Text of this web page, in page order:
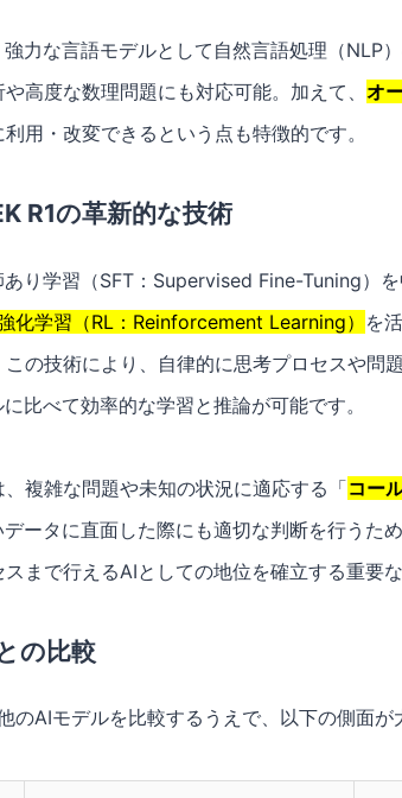
力な言語モデルとして自然言語処理（NLP
高度な数理問題にも対応可能。加えて、 オ
用・改変できるという点も特徴的です。
R1の革新的な技術
り学習（SFT：Supervised Fine-Tuning）を
化学習（RL：Reinforcement Learning） を
の技術により、自律的に思考プロセスや問
比べて効率的な学習と推論が可能です。
複雑な問題や未知の状況に適応する「コー
ータに直面した際にも適切な判断を行うた
まで行えるAIとしての地位を確立する重要な
の比較
のAIモデルを比較するうえで、以下の側面が